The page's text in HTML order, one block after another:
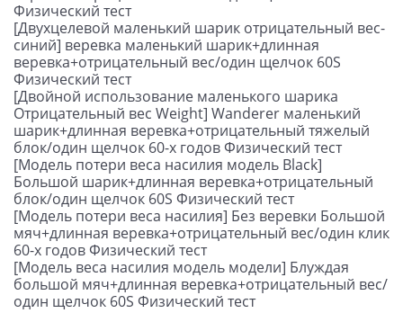
Физический тест
[Двухцелевой маленький шарик отрицательный вес-
синий] веревка маленький шарик+длинная
веревка+отрицательный вес/один щелчок 60S
Физический тест
[Двойной использование маленького шарика
Отрицательный вес Weight] Wanderer маленький
шарик+длинная веревка+отрицательный тяжелый
блок/один щелчок 60-х годов Физический тест
[Модель потери веса насилия модель Black]
Большой шарик+длинная веревка+отрицательный
блок/один щелчок 60S Физический тест
[Модель потери веса насилия] Без веревки Большой
мяч+длинная веревка+отрицательный вес/один клик
60-х годов Физический тест
[Модель веса насилия модель модели] Блуждая
большой мяч+длинная веревка+отрицательный вес/
один щелчок 60S Физический тест